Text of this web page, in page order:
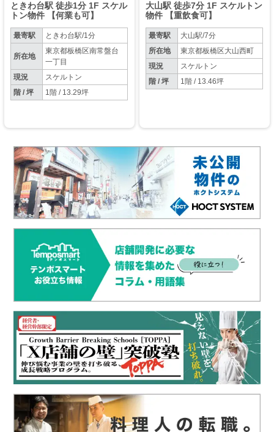
ときわ台駅 徒歩1分 1F スケル
トン物件 【何業も可】
最寄駅 ときわ台駅/1分
所在地
東京都板橋区南常盤台
一丁目
現況
スケルトン
階 / 坪
1階 / 13.29坪
大山駅 徒歩7分 1F スケルトン
物件 【重飲食可】
最寄駅
大山駅/7分
所在地
東京都板橋区大山西町
現況
スケルトン
階 / 坪
1階 / 13.46坪